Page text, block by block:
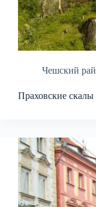
Чешский рай
Праховские скалы